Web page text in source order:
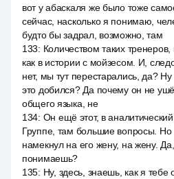
вот у абаскаля же было тоже
сейчас, насколько я понимаю,
будто бы задрал, возможно, там
133: Количеством таких
как в истории с мойзесом. И,
нет, мы тут перестарались, да? Ну
это добился? Да почему он не
общего языка, не
134: Он ещё этот, в
Группе, там большие вопросы. Но
намекнул на его жену, на жену.
понимаешь?
135: Ну, здесь, знаешь, как я